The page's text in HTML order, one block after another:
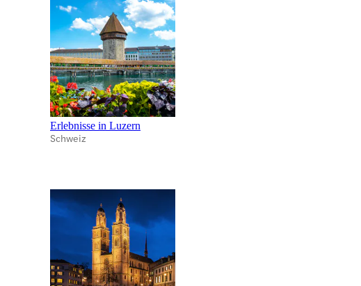
Erlebnisse in Luzern
Schweiz